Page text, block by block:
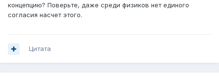
концепцию? Поверьте, даже среди физиков нет единого
согласия насчет этого.
Цитата